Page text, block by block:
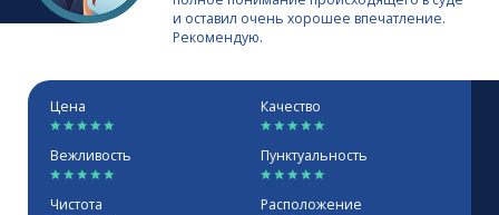
и оставил очень хорошее впечатление.
Рекомендую.
Цена Качество
Вежливость Пунктуальность
Чистота Расположение